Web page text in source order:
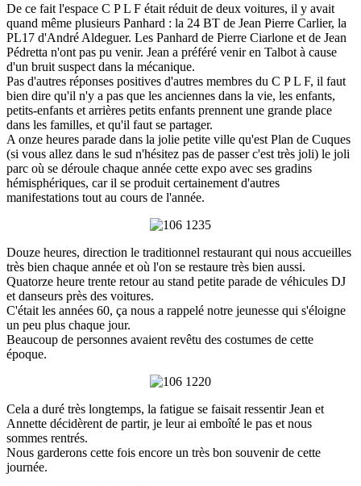
De ce fait l'espace C P L F était réduit de deux voitures, il y avait
quand même plusieurs Panhard : la 24 BT de Jean Pierre Carlier, la
PL17 d'André Aldeguer. Les Panhard de Pierre Ciarlone et de Jean
Pédretta n'ont pas pu venir. Jean a préféré venir en Talbot à cause
d'un bruit suspect dans la mécanique.
Pas d'autres réponses positives d'autres membres du C P L F, il faut
bien dire qu'il n'y a pas que les anciennes dans la vie, les enfants,
petits-enfants et arrières petits enfants prennent une grande place
dans les familles, et qu'il faut se partager.
A onze heures parade dans la jolie petite ville qu'est Plan de Cuques
(si vous allez dans le sud n'hésitez pas de passer c'est très joli) le joli
parc où se déroule chaque année cette expo avec ses gradins
hémisphériques, car il se produit certainement d'autres
manifestations tout au cours de l'année.
Douze heures, direction le traditionnel restaurant qui nous accueilles
très bien chaque année et où l'on se restaure très bien aussi.
Quatorze heure trente retour au stand petite parade de véhicules DJ
et danseurs près des voitures.
C'était les années 60, ça nous a rappelé notre jeunesse qui s'éloigne
un peu plus chaque jour.
Beaucoup de personnes avaient revêtu des costumes de cette
époque.
Cela a duré très longtemps, la fatigue se faisait ressentir Jean et
Annette décidèrent de partir, je leur ai emboîté le pas et nous
sommes rentrés.
Nous garderons cette fois encore un très bon souvenir de cette
journée.